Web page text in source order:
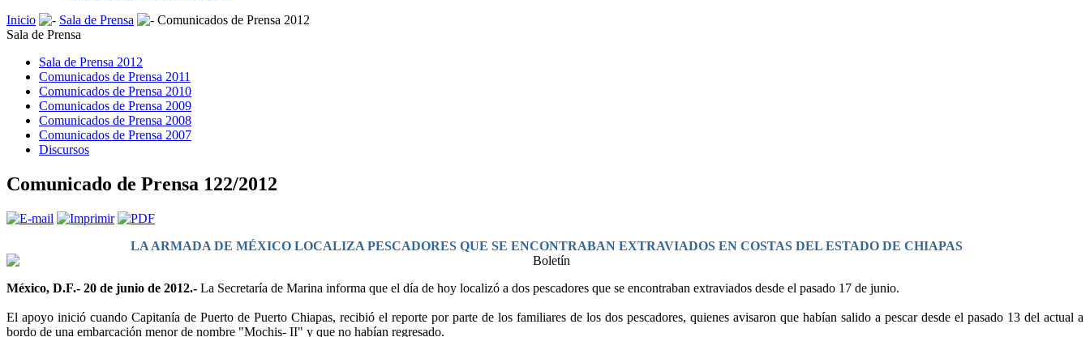
Inicio
Sala de Prensa
Comunicados de Prensa 2012
Sala de Prensa
Sala de Prensa 2012
Comunicados de Prensa 2011
Comunicados de Prensa 2010
Comunicados de Prensa 2009
Comunicados de Prensa 2008
Comunicados de Prensa 2007
Discursos
Comunicado de Prensa 122/2012
LA ARMADA DE MÉXICO LOCALIZA PESCADORES QUE SE ENCONTRABAN EXTRAVIADOS EN COSTAS DEL ESTADO DE CHIAPAS
México, D.F.- 20 de junio de 2012.- La Secretaría de Marina informa que el día de hoy localizó a dos pescadores que se encontraban extraviados desde el pasado 17 de junio.
El apoyo inició cuando Capitanía de Puerto de Puerto Chiapas, recibió el reporte por parte de los familiares de los dos pescadores, quienes avisaron que habían salido a pescar desde el pasado 13 del actual a
bordo de una embarcación menor de nombre "Mochis- II" y que no habían regresado.